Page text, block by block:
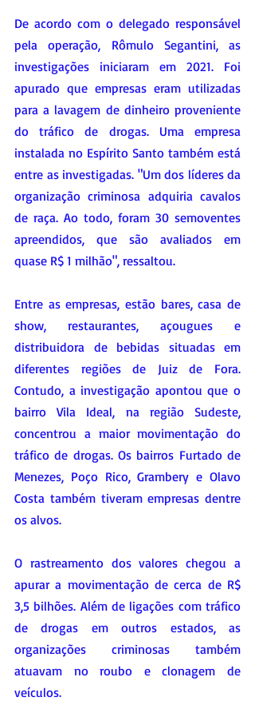
De acordo com o delegado responsável
pela operação, Rômulo Segantini, as
investigações iniciaram em 2021. Foi
apurado que empresas eram utilizadas
para a lavagem de dinheiro proveniente
do tráfico de drogas. Uma empresa
instalada no Espírito Santo também está
entre as investigadas. "Um dos líderes da
organização criminosa adquiria cavalos
de raça. Ao todo, foram 30 semoventes
apreendidos, que são avaliados em
quase R$ 1 milhão", ressaltou.
Entre as empresas, estão bares, casa de
show, restaurantes, açougues e
distribuidora de bebidas situadas em
diferentes regiões de Juiz de Fora.
Contudo, a investigação apontou que o
bairro Vila Ideal, na região Sudeste,
concentrou a maior movimentação do
tráfico de drogas. Os bairros Furtado de
Menezes, Poço Rico, Grambery e Olavo
Costa também tiveram empresas dentre
os alvos.
O rastreamento dos valores chegou a
apurar a movimentação de cerca de R$
3,5 bilhões. Além de ligações com tráfico
de drogas em outros estados, as
organizações criminosas também
atuavam no roubo e clonagem de
veículos.